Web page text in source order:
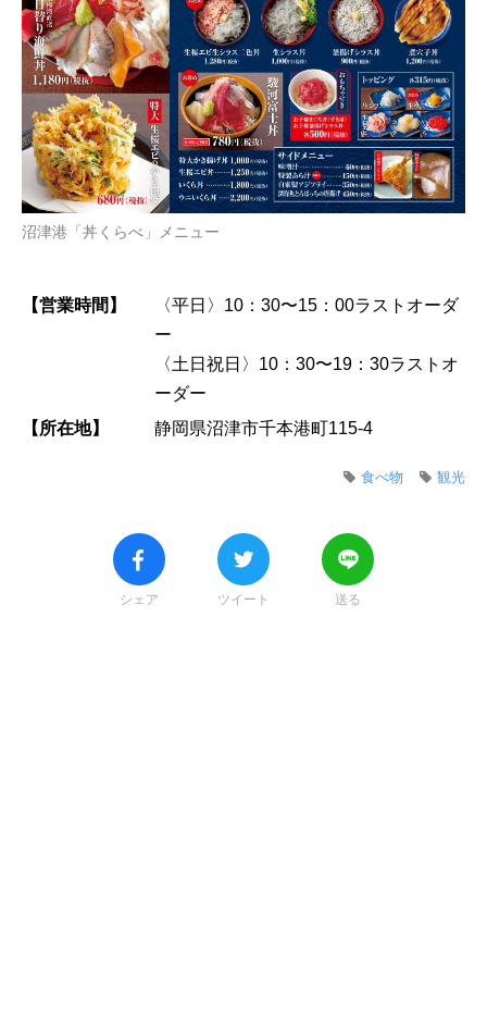
沼津港「丼くらべ」メニュー
【営業時間】
〈平⽇〉10：30〜15：00ラストオーダ
ー
〈⼟⽇祝⽇〉10：30〜19：30ラストオ
ーダー
【所在地】
静岡県沼津市千本港町115-4
観光
食べ物
シェア ツイート 送る